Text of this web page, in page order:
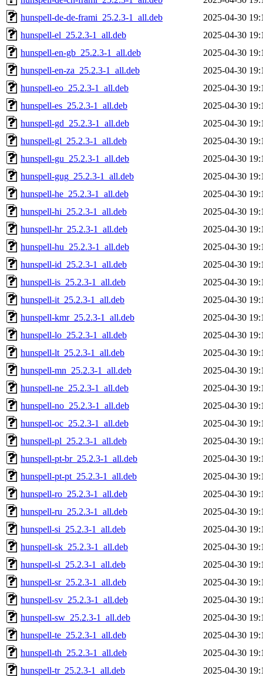
hunspell-de-de-frami_25.2.3-1_all.deb
2025-04-30
hunspell-el_25.2.3-1_all.deb
2025-04-30
hunspell-en-gb_25.2.3-1_all.deb
2025-04-30
hunspell-en-za_25.2.3-1_all.deb
2025-04-30
hunspell-eo_25.2.3-1_all.deb
2025-04-30
hunspell-es_25.2.3-1_all.deb
2025-04-30
hunspell-gd_25.2.3-1_all.deb
2025-04-30
hunspell-gl_25.2.3-1_all.deb
2025-04-30
hunspell-gu_25.2.3-1_all.deb
2025-04-30
hunspell-gug_25.2.3-1_all.deb
2025-04-30
hunspell-he_25.2.3-1_all.deb
2025-04-30
hunspell-hi_25.2.3-1_all.deb
2025-04-30
hunspell-hr_25.2.3-1_all.deb
2025-04-30
hunspell-hu_25.2.3-1_all.deb
2025-04-30
hunspell-id_25.2.3-1_all.deb
2025-04-30
hunspell-is_25.2.3-1_all.deb
2025-04-30
hunspell-it_25.2.3-1_all.deb
2025-04-30
hunspell-kmr_25.2.3-1_all.deb
2025-04-30
hunspell-lo_25.2.3-1_all.deb
2025-04-30
hunspell-lt_25.2.3-1_all.deb
2025-04-30
hunspell-mn_25.2.3-1_all.deb
2025-04-30
hunspell-ne_25.2.3-1_all.deb
2025-04-30
hunspell-no_25.2.3-1_all.deb
2025-04-30
hunspell-oc_25.2.3-1_all.deb
2025-04-30
hunspell-pl_25.2.3-1_all.deb
2025-04-30
hunspell-pt-br_25.2.3-1_all.deb
2025-04-30
hunspell-pt-pt_25.2.3-1_all.deb
2025-04-30
hunspell-ro_25.2.3-1_all.deb
2025-04-30
hunspell-ru_25.2.3-1_all.deb
2025-04-30
hunspell-si_25.2.3-1_all.deb
2025-04-30
hunspell-sk_25.2.3-1_all.deb
2025-04-30
hunspell-sl_25.2.3-1_all.deb
2025-04-30
hunspell-sr_25.2.3-1_all.deb
2025-04-30
hunspell-sv_25.2.3-1_all.deb
2025-04-30
hunspell-sw_25.2.3-1_all.deb
2025-04-30
hunspell-te_25.2.3-1_all.deb
2025-04-30
hunspell-th_25.2.3-1_all.deb
2025-04-30
hunspell-tr_25.2.3-1_all.deb
2025-04-30